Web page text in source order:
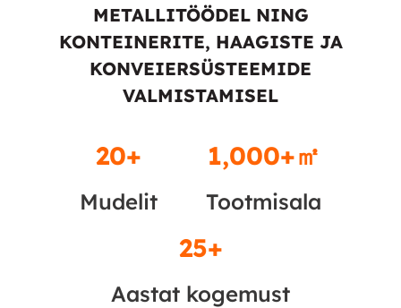
METALLITÖÖDEL NING
KONTEINERITE, HAAGISTE JA
KONVEIERSÜSTEEMIDE
VALMISTAMISEL
Mudelit
20+
Tootmisala
1,000+㎡
Aastat kogemust
25+